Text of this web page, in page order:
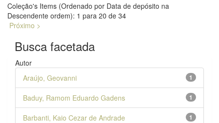
Coleção's Items (Ordenado por Data de depósito na
Descendente ordem): 1 para 20 de 34
Próximo >
Busca facetada
Autor
1
Araújo, Geovanni
1
Baduy, Ramom Eduardo Gadens
1
Barbanti, Kaio Cezar de Andrade